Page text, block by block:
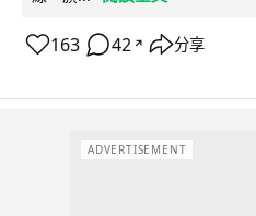
163 42 ↗ 分享
ADVERTISEMENT